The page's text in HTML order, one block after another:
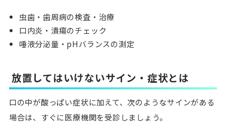
虫歯・歯周病の検査・治療
口内炎・潰瘍のチェック
唾液分泌量・pHバランスの測定
放置してはいけないサイン・症状とは
口の中が酸っぱい症状に加えて、次のようなサインがある
場合は、すぐに医療機関を受診しましょう。